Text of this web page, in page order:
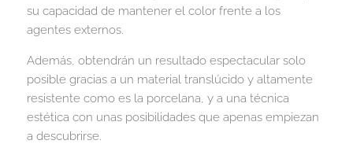
su capacidad de mantener el color frente a los
agentes externos.
Además, obtendrán un resultado espectacular solo
posible gracias a un material translúcido y altamente
resistente como es la porcelana, y a una técnica
estética con unas posibilidades que apenas empiezan
a descubrirse.